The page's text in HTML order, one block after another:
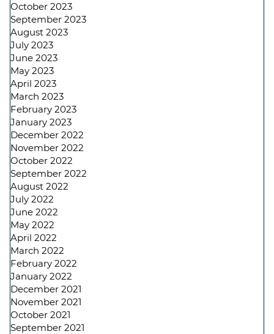
October 2023
September 2023
August 2023
July 2023
June 2023
May 2023
April 2023
March 2023
February 2023
January 2023
December 2022
November 2022
October 2022
September 2022
August 2022
July 2022
June 2022
May 2022
April 2022
March 2022
February 2022
January 2022
December 2021
November 2021
October 2021
September 2021